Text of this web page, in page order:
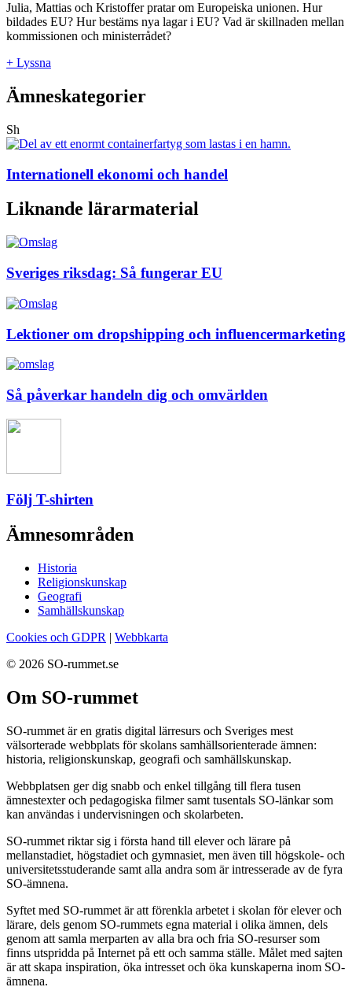
Julia, Mattias och Kristoffer pratar om Europeiska unionen. Hur
bildades EU? Hur bestäms nya lagar i EU? Vad är skillnaden mellan
kommissionen och ministerrådet?
+ Lyssna
Ämneskategorier
Sh
Internationell ekonomi och handel
Liknande lärarmaterial
Sveriges riksdag: Så fungerar EU
Lektioner om dropshipping och influencermarketing
Så påverkar handeln dig och omvärlden
Följ T-shirten
Ämnesområden
Historia
Religionskunskap
Geografi
Samhällskunskap
Cookies och GDPR | Webbkarta
© 2026 SO-rummet.se
Om SO-rummet
SO-rummet är en gratis digital lärresurs och Sveriges mest
välsorterade webbplats för skolans samhällsorienterade ämnen:
historia, religionskunskap, geografi och samhällskunskap.
Webbplatsen ger dig snabb och enkel tillgång till flera tusen
ämnestexter och pedagogiska filmer samt tusentals SO-länkar som
kan användas i undervisningen och skolarbeten.
SO-rummet riktar sig i första hand till elever och lärare på
mellanstadiet, högstadiet och gymnasiet, men även till högskole- och
universitetsstuderande samt alla andra som är intresserade av de fyra
SO-ämnena.
Syftet med SO-rummet är att förenkla arbetet i skolan för elever och
lärare, dels genom SO-rummets egna material i olika ämnen, dels
genom att samla merparten av alla bra och fria SO-resurser som
finns utspridda på Internet på ett och samma ställe. Målet med sajten
är att skapa inspiration, öka intresset och öka kunskaperna inom SO-
ämnena.